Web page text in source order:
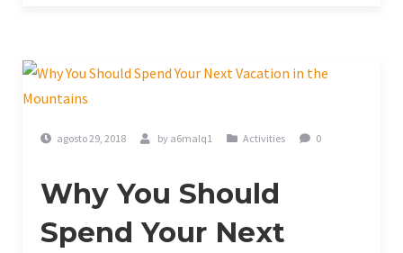
agosto 29, 2018 by a6malq1 Activities 0
Why You Should
Spend Your Next